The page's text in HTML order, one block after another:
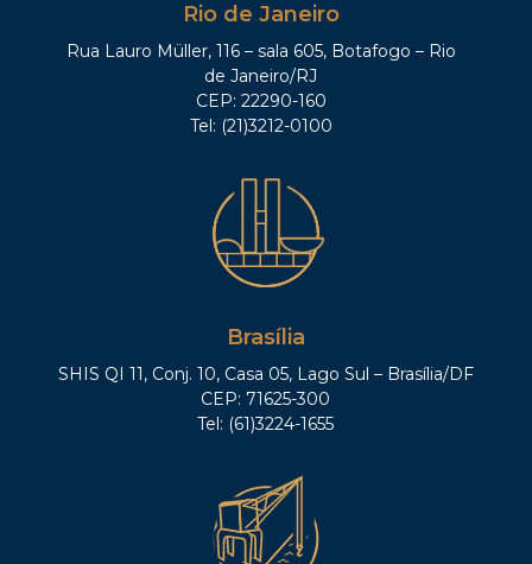
Rio de Janeiro
Rua Lauro Müller, 116 – sala 605, Botafogo – Rio
de Janeiro/RJ
CEP: 22290-160
Tel: (21)3212-0100
Brasília
SHIS QI 11, Conj. 10, Casa 05, Lago Sul – Brasília/DF
CEP: 71625-300
Tel: (61)3224-1655